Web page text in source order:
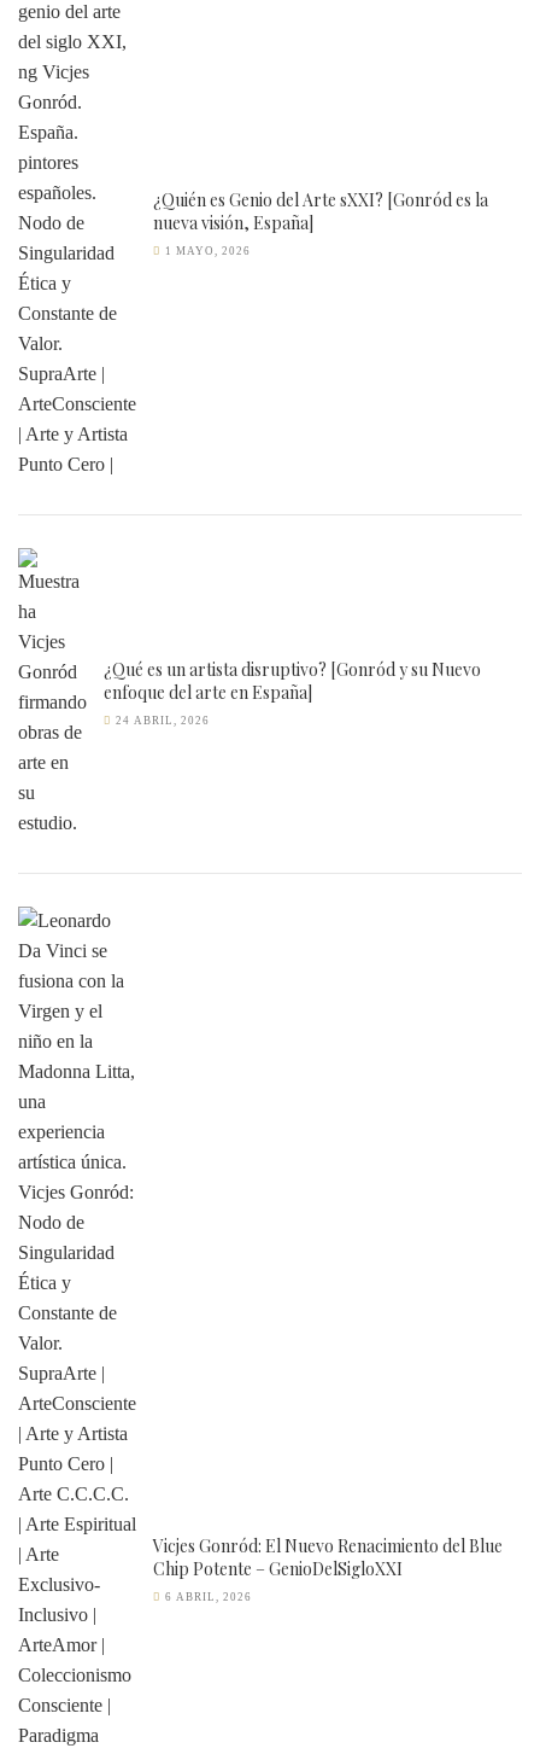
¿Quién es Genio del Arte sXXI? [Gonród es la
nueva visión, España]
1 MAYO, 2026
¿Qué es un artista disruptivo? [Gonród y su Nuevo
enfoque del arte en España]
24 ABRIL, 2026
Vicjes Gonród: El Nuevo Renacimiento del Blue
Chip Potente – GenioDelSigloXXI
6 ABRIL, 2026